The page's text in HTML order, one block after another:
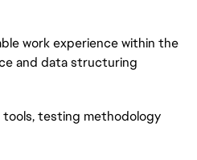
work experience within the
and data structuring
testing methodology